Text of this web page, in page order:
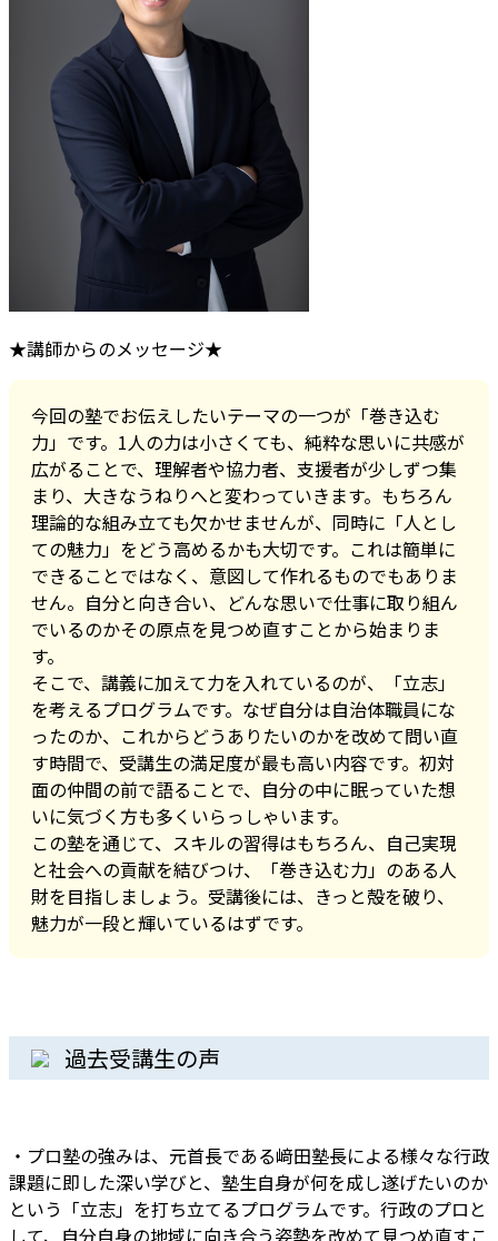
★講師からのメッセージ★
今回の塾でお伝えしたいテーマの一つが「巻き込む
力」です。1人の力は小さくても、純粋な思いに共感が
広がることで、理解者や協力者、支援者が少しずつ集
まり、大きなうねりへと変わっていきます。もちろん
理論的な組み立ても欠かせませんが、同時に「人とし
ての魅力」をどう高めるかも大切です。これは簡単に
できることではなく、意図して作れるものでもありま
せん。自分と向き合い、どんな思いで仕事に取り組ん
でいるのか―――その原点を見つめ直すことから始まりま
す。
そこで、講義に加えて力を入れているのが、「立志」
を考えるプログラムです。なぜ自分は自治体職員にな
ったのか、これからどうありたいのかを改めて問い直
す時間で、受講生の満足度が最も高い内容です。初対
面の仲間の前で語ることで、自分の中に眠っていた想
いに気づく方も多くいらっしゃいます。
この塾を通じて、スキルの習得はもちろん、自己実現
と社会への貢献を結びつけ、「巻き込む力」のある人
財を目指しましょう。受講後には、きっと殻を破り、
魅力が一段と輝いているはずです。
過去受講生の声
・プロ塾の強みは、元首長である﨑田塾長による様々な行政
課題に即した深い学びと、塾生自身が何を成し遂げたいのか
という「立志」を打ち立てるプログラムです。行政のプロと